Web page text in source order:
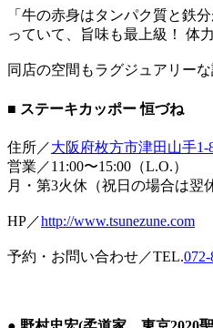
「牛の赤身はタンパク質と鉄
っていて、旨味も最上級！ 体
同店の空間もラグジュアリー
■ ステーキカッポー 恒づね
住所／大阪府枚方市津田山手1-
営業／11:00〜15:00（L.O.）
月・第3火休（祝日の場合は翌
HP／http://www.tsunezune.com
予約・お問い合わせ／TEL.